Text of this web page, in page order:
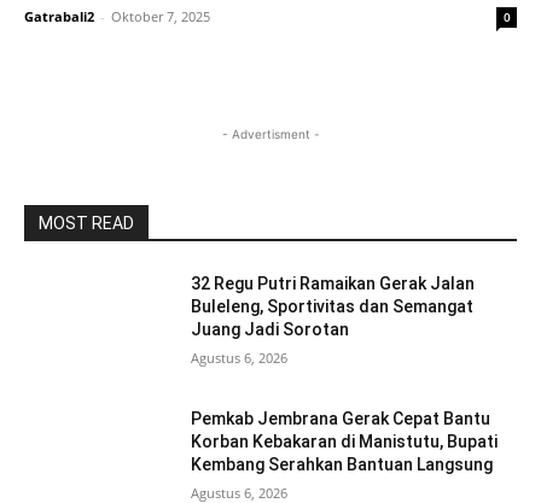
Gatrabali2 - Oktober 7, 2025 0
- Advertisment -
MOST READ
32 Regu Putri Ramaikan Gerak Jalan
Buleleng, Sportivitas dan Semangat
Juang Jadi Sorotan
Agustus 6, 2026
Pemkab Jembrana Gerak Cepat Bantu
Korban Kebakaran di Manistutu, Bupati
Kembang Serahkan Bantuan Langsung
Agustus 6, 2026